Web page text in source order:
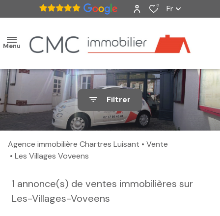
0 Fr
Menu
accueil
ventes
biens
estimation
Filtrer
Agence immobilière Chartres Luisant
Vente
Les Villages Voveens
1 annonce(s) de ventes immobilières sur
Les-Villages-Voveens